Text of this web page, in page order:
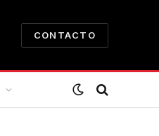
CONTACTO